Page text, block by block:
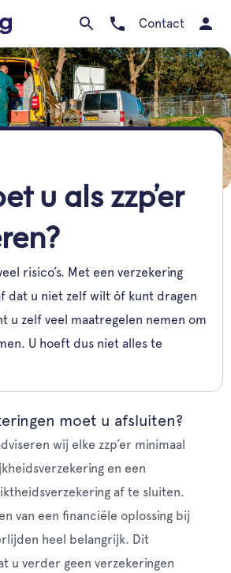
Contact
u als zzp’er
risico’s. Met een verzekering
dat u niet zelf wilt óf kunt dragen
u zelf veel maatregelen nemen om
U hoeft dus niet alles te
moet u afsluiten?
wij elke zzp’er minimaal
en een
af te sluiten.
van een financiële oplossing bij
heel belangrijk. Dit
u verder geen verzekeringen